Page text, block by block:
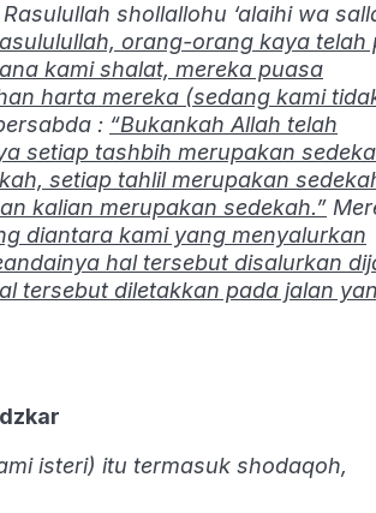
shollallohu ‘alaihi wa
orang-orang kaya telah
kami shalat, mereka puasa
harta mereka (sedang kami
: “Bukankah Allah telah
setiap tashbih merupakan
setiap tahlil merupakan
kalian merupakan sedekah.”
diantara kami yang menyalurkan
hal tersebut disalurkan
tersebut diletakkan pada jalan
isteri) itu termasuk shodaqoh,